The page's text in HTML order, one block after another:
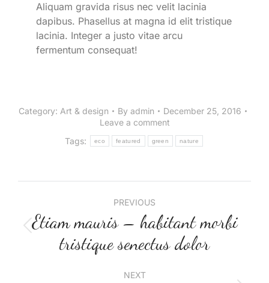
Aliquam gravida risus nec velit lacinia
dapibus. Phasellus at magna id elit tristique
lacinia. Integer a justo vitae arcu
fermentum consequat!
Category: Art & design By admin
December 25, 2016
Leave a comment
Tags:
eco featured green nature
PREVIOUS
Etiam mauris – habitant morbi
tristique senectus dolor
NEXT